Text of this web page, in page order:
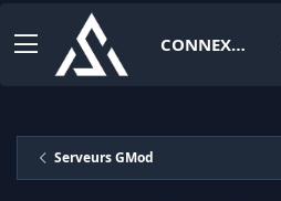
CONNEXION
Serveurs GMod